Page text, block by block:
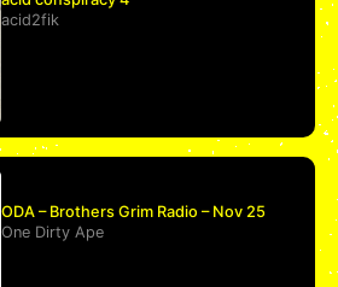
acid2fik
ODA – Brothers Grim Radio – Nov 25
One Dirty Ape